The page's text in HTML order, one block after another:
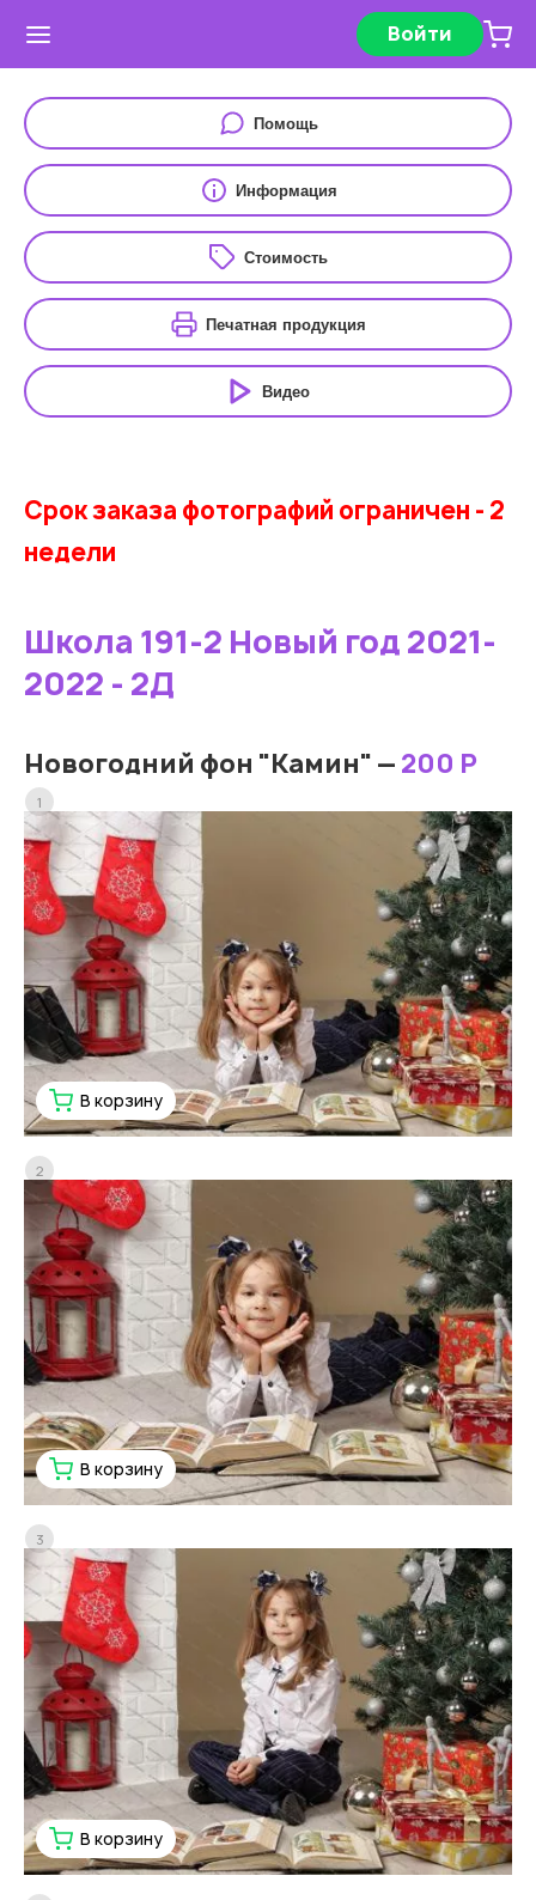
Войти
Помощь
Информация
Стоимость
Печатная продукция
Видео
Срок заказа фотографий ограничен - 2
недели
Школа 191-2 Новый год 2021-
2022 - 2Д
Новогодний фон "Камин" — 200 Р
В корзину
1
В корзину
2
В корзину
3